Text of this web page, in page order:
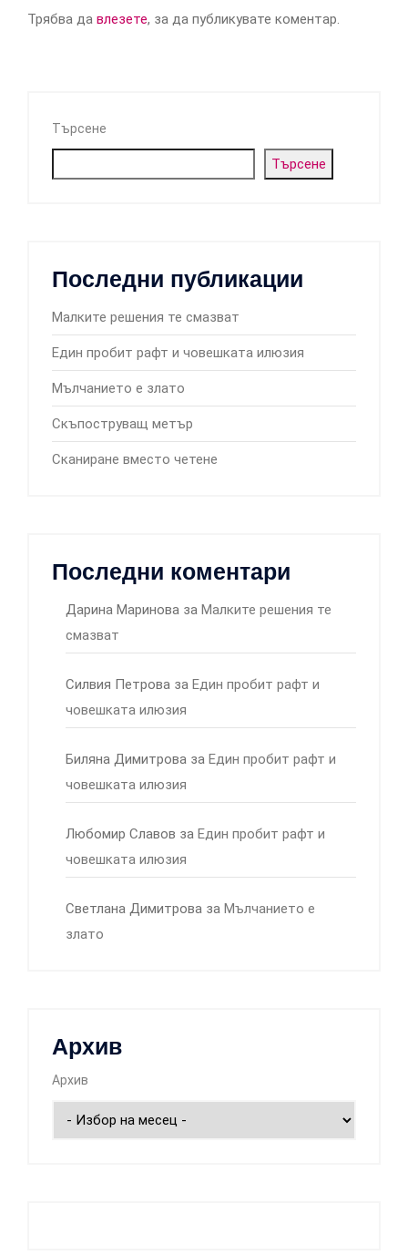
Трябва да влезете, за да публикувате коментар.
Търсене
Търсене
Последни публикации
Малките решения те смазват
Един пробит рафт и човешката илюзия
Мълчанието е злато
Скъпоструващ метър
Сканиране вместо четене
Последни коментари
Дарина Маринова за Малките решения те
смазват
Силвия Петрова за Един пробит рафт и
човешката илюзия
Биляна Димитрова за Един пробит рафт и
човешката илюзия
Любомир Славов за Един пробит рафт и
човешката илюзия
Светлана Димитрова за Мълчанието е
злато
Архив
Архив